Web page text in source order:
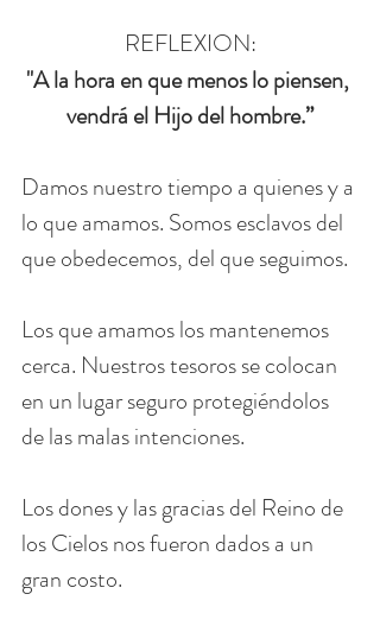
REFLEXION:
"A la hora en que menos lo piensen,
vendrá el Hijo del hombre.”
Damos nuestro tiempo a quienes y a
lo que amamos. Somos esclavos del
que obedecemos, del que seguimos.
Los que amamos los mantenemos
cerca. Nuestros tesoros se colocan
en un lugar seguro protegiéndolos
de las malas intenciones.
Los dones y las gracias del Reino de
los Cielos nos fueron dados a un
gran costo.